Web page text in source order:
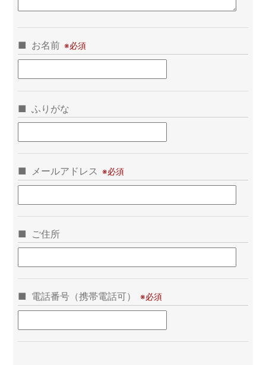
お名前
ふりがな
メールアドレス
ご住所
電話番号（携帯電話可）